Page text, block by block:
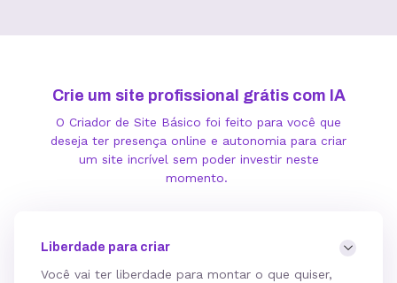
Crie um site profissional grátis com IA
O Criador de Site Básico foi feito para você que
deseja ter presença online e autonomia para criar
um site incrível sem poder investir neste
momento.
Liberdade para criar
Você vai ter liberdade para montar o que quiser,